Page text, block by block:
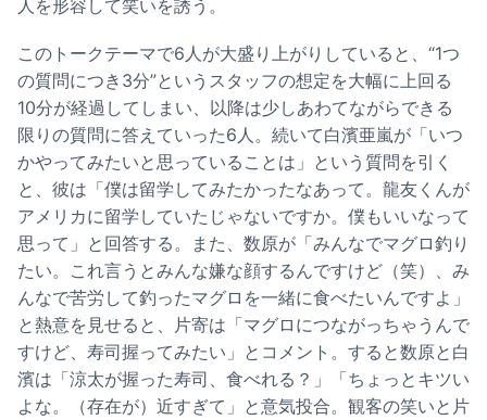
人を形容して笑いを誘う。
このトークテーマで6人が大盛り上がりしていると、“1つ
の質問につき3分”というスタッフの想定を大幅に上回る
10分が経過してしまい、以降は少しあわてながらできる
限りの質問に答えていった6人。続いて白濱亜嵐が「いつ
かやってみたいと思っていることは」という質問を引く
と、彼は「僕は留学してみたかったなあって。龍友くんが
アメリカに留学していたじゃないですか。僕もいいなって
思って」と回答する。また、数原が「みんなでマグロ釣り
たい。これ言うとみんな嫌な顔するんですけど（笑）、み
んなで苦労して釣ったマグロを一緒に食べたいんですよ」
と熱意を見せると、片寄は「マグロにつながっちゃうんで
すけど、寿司握ってみたい」とコメント。すると数原と白
濱は「涼太が握った寿司、食べれる？」「ちょっとキツい
よな。（存在が）近すぎて」と意気投合。観客の笑いと片